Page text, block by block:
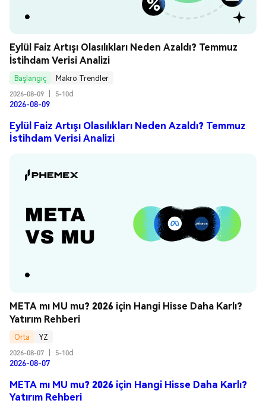
Eylül Faiz Artışı Olasılıkları Neden Azaldı? Temmuz
İstihdam Verisi Analizi
Başlangıç
Makro Trendler
2026-08-09
5-10d
2026-08-09
Eylül Faiz Artışı Olasılıkları Neden Azaldı? Temmuz
İstihdam Verisi Analizi
META mı MU mu? 2026 için Hangi Hisse Daha Karlı?
Yatırım Rehberi
Orta
YZ
2026-08-07
5-10d
2026-08-07
META mı MU mu? 2026 için Hangi Hisse Daha Karlı?
Yatırım Rehberi